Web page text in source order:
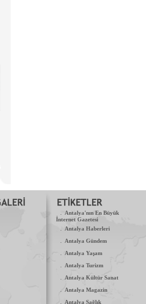
. Antalya'nın En Büyük
İnternet Gazetesi
. Antalya Haberleri
. Antalya Gündem
. Antalya Yaşam
. Antalya Turizm
. Antalya Kültür Sanat
. Antalya Magazin
. Antalya Sağlık